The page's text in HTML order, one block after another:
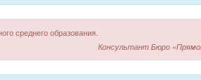
среднего образования.
Консультант Бюро